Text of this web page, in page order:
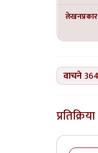
लेखनप्रकार
वाचने
प्रतिक्रिया